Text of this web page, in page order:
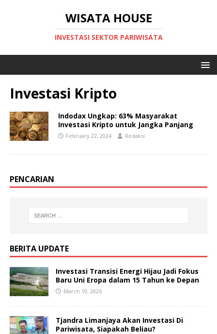
WISATA HOUSE
INVESTASI SEKTOR PARIWISATA
Investasi Kripto
Indodax Ungkap: 63% Masyarakat
Investasi Kripto untuk Jangka Panjang
February 22, 2024 Redaksi
PENCARIAN
BERITA UPDATE
Investasi Transisi Energi Hijau Jadi Fokus
Baru Uni Eropa dalam 15 Tahun ke Depan
March 10, 2026
Tjandra Limanjaya Akan Investasi Di
Pariwisata, Siapakah Beliau?